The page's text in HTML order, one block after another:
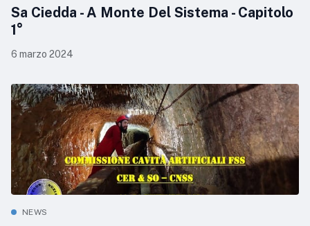
Sa Ciedda - A Monte Del Sistema - Capitolo
1°
6 marzo 2024
NEWS